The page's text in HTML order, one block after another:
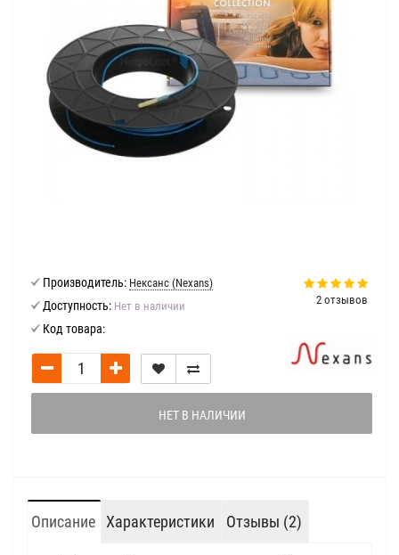
2 отзывов
Производитель: Нексанс (Nexans)
Доступность: Нет в наличии
Код товара:
НЕТ В НАЛИЧИИ
Описание Характеристики Отзывы (2)